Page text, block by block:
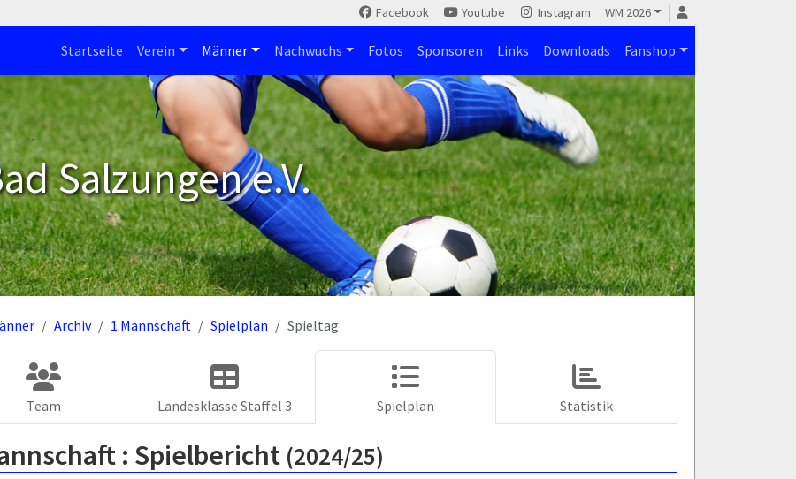
Facebook Youtube Instagram WM 2026
Startseite Verein Männer Nachwuchs Fotos Sponsoren Links Downloads Fanshop
Salzungen e.V.
Archiv 1.Mannschaft Spielplan Spieltag
Team Landesklasse Staffel 3 Spielplan Statistik
: Spielbericht (2024/25)